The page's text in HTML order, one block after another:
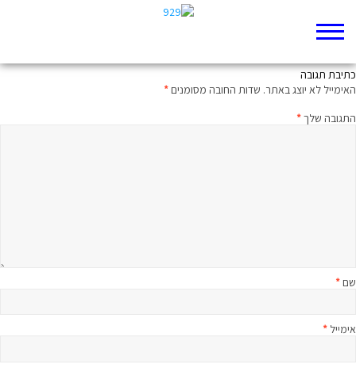
כתיבת תגובה
האימייל לא יוצג באתר. שדות החובה מסומנים*
התגובה שלך*
שם*
אימייל *